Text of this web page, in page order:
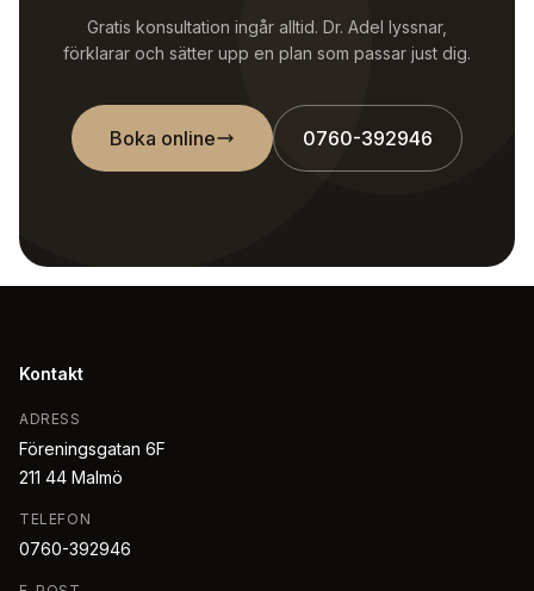
Gratis konsultation ingår alltid. Dr. Adel lyssnar,
förklarar och sätter upp en plan som passar just dig.
Boka online 0760-392946
Kontakt
ADRESS
Föreningsgatan 6F
211 44 Malmö
TELEFON
0760-392946